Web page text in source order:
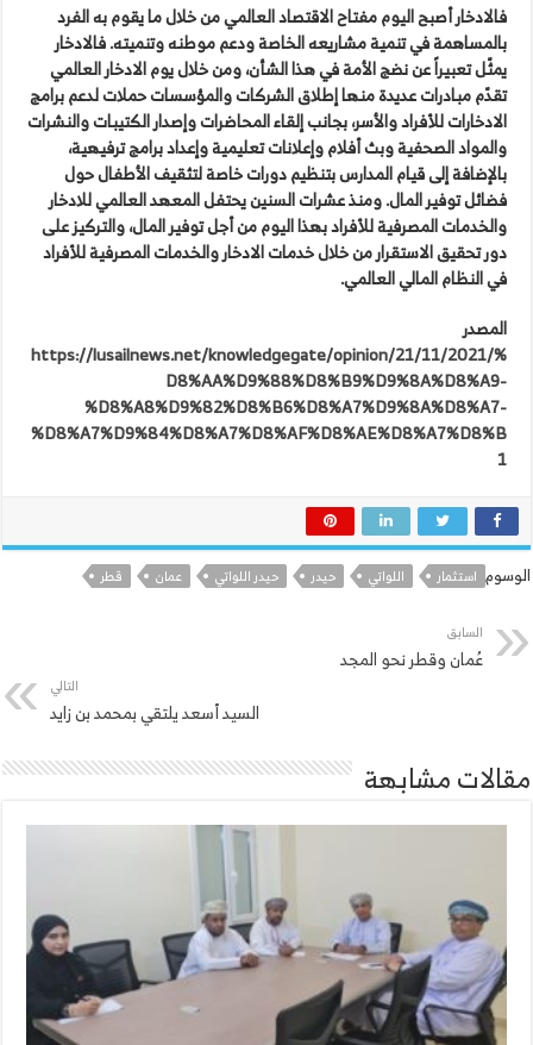
فالادخار أصبح اليوم مفتاح الاقتصاد العالمي من خلال ما يقوم به الفرد
بالمساهمة في تنمية مشاريعه الخاصة ودعم موطنه وتنميته. فالادخار
يمثّل تعبيراً عن نضج الأمة في هذا الشأن، ومن خلال يوم الادخار العالمي
تقدّم مبادرات عديدة منها إطلاق الشركات والمؤسسات حملات لدعم برامج
الادخارات للأفراد والأسر، بجانب إلقاء المحاضرات وإصدار الكتيبات والنشرات
والمواد الصحفية وبث أفلام وإعلانات تعليمية وإعداد برامج ترفيهية،
بالإضافة إلى قيام المدارس بتنظيم دورات خاصة لتثقيف الأطفال حول
فضائل توفير المال. ومنذ عشرات السنين يحتفل المعهد العالمي للادخار
والخدمات المصرفية للأفراد بهذا اليوم من أجل توفير المال، والتركيز على
دور تحقيق الاستقرار من خلال خدمات الادخار والخدمات المصرفية للأفراد
في النظام المالي العالمي.
المصدر
https://lusailnews.net/knowledgegate/opinion/21/11/2021/%
D8%AA%D9%88%D8%B9%D9%8A%D8%A9-
%D8%A8%D9%82%D8%B6%D8%A7%D9%8A%D8%A7-
%D8%A7%D9%84%D8%A7%D8%AF%D8%AE%D8%A7%D8%B
1
الوسوم استثمار اللواتي حيدر حيدر اللواتي عمان قطر
السابق
عُمان وقطر نحو المجد
التالي
السيد أسعد يلتقي بمحمد بن زايد
مقالات مشابهة